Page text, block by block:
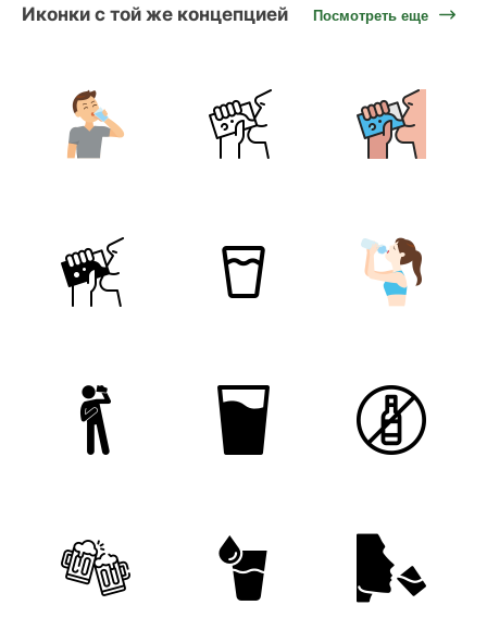
Иконки с той же концепцией Посмотреть еще